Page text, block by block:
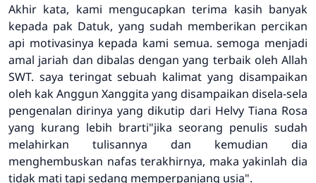
Akhir kata, kami mengucapkan terima kasih banyak
kepada pak Datuk, yang sudah memberikan percikan
api motivasinya kepada kami semua. semoga menjadi
amal jariah dan dibalas dengan yang terbaik oleh Allah
SWT. saya teringat sebuah kalimat yang disampaikan
oleh kak Anggun Xanggita yang disampaikan disela-sela
pengenalan dirinya yang dikutip dari Helvy Tiana Rosa
yang kurang lebih brarti"jika seorang penulis sudah
melahirkan tulisannya dan kemudian dia
menghembuskan nafas terakhirnya, maka yakinlah dia
tidak mati tapi sedang memperpanjang usia".